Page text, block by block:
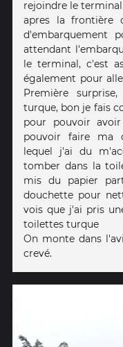
rejoindre le terminal
apres la frontière
d'embarquement
attendant
le terminal, c'est
également pour
Première
turque, bon je fais
pour pouvoir
pouvoir faire ma
lequel j'ai du
tomber dans la
mis du papier
douchette pour
vois que j'ai pris
toilettes turque
On monte dans
crevé.